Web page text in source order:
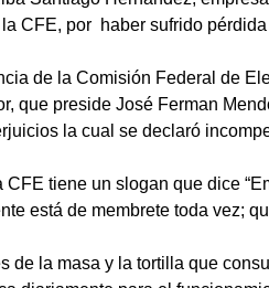
CFE, por haber sufrido
de la Comisión Federal de
que preside José Ferman
la cual se declaró
CFE tiene un slogan que dice
está de membrete toda vez;
de la masa y la tortilla que